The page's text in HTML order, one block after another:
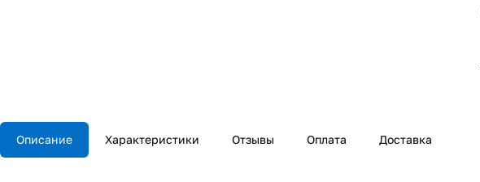
Описание Характеристики Отзывы Оплата Доставка